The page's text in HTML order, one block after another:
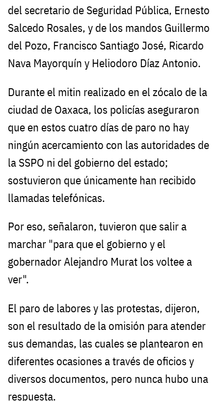
del secretario de Seguridad Pública, Ernesto
Salcedo Rosales, y de los mandos Guillermo
del Pozo, Francisco Santiago José, Ricardo
Nava Mayorquín y Heliodoro Díaz Antonio.
Durante el mitin realizado en el zócalo de la
ciudad de Oaxaca, los policías aseguraron
que en estos cuatro días de paro no hay
ningún acercamiento con las autoridades de
la SSPO ni del gobierno del estado;
sostuvieron que únicamente han recibido
llamadas telefónicas.
Por eso, señalaron, tuvieron que salir a
marchar "para que el gobierno y el
gobernador Alejandro Murat los voltee a
ver".
El paro de labores y las protestas, dijeron,
son el resultado de la omisión para atender
sus demandas, las cuales se plantearon en
diferentes ocasiones a través de oficios y
diversos documentos, pero nunca hubo una
respuesta.